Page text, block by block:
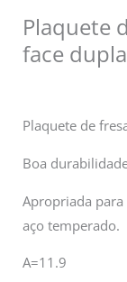
Plaquete
face dupla
Plaquete de
Boa
Apropriada
aço temperado.
A=11.9